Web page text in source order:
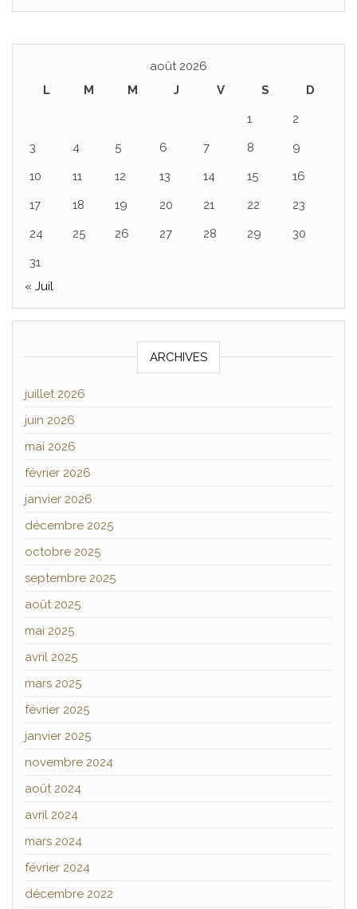
août 2026
L
M M J V S
D
1
2
3
4 5 6 7 8
9
10
11 12 13 14 15
16
17
18 19 20 21 22
23
24
25 26 27 28 29
30
31
« Juil
ARCHIVES
juillet 2026
juin 2026
mai 2026
février 2026
janvier 2026
décembre 2025
octobre 2025
septembre 2025
août 2025
mai 2025
avril 2025
mars 2025
février 2025
janvier 2025
novembre 2024
août 2024
avril 2024
mars 2024
février 2024
décembre 2022